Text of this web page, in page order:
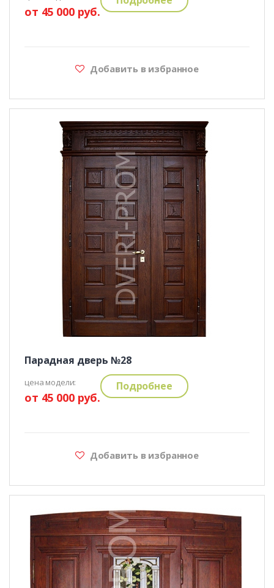
от 45 000 руб.
Добавить в избранное
Парадная дверь №28
цена модели:
от 45 000 руб.
Подробнее
Добавить в избранное